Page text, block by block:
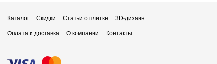
Каталог Скидки Статьи о плитке 3D-дизайн
Оплата и доставка О компании Контакты